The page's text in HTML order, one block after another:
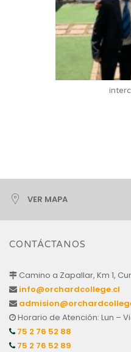
VER MAPA
CONTÁCTANOS
Camino a Zapallar, Km 1,
info@orchardcollege.cl
Horario de Atención: Lun –
75 2 76 52 88
75 2 76 52 89